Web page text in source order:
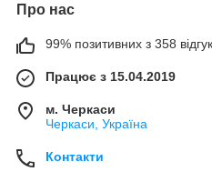
Про нас
99% позитивних з 358
Працює з 15.04.2019
м. Черкаси
Черкаси, Україна
Контакти